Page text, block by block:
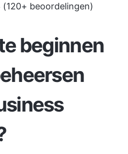
(120+ beoordelingen)
beginnen